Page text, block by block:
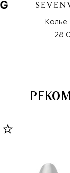
Колье
28